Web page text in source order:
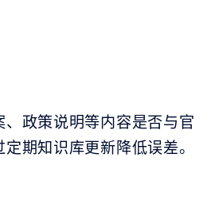
政策说明等内容是否与官
期知识库更新降低误差。